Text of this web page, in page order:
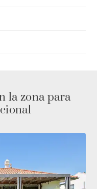
la zona para